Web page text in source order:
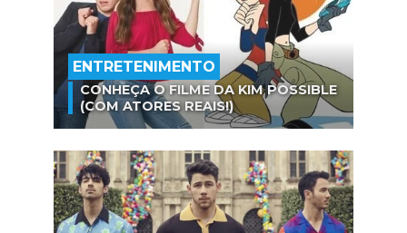
ENTRETENIMENTO
CONHEÇA O FILME DA KIM POSSIBLE
(COM ATORES REAIS!)